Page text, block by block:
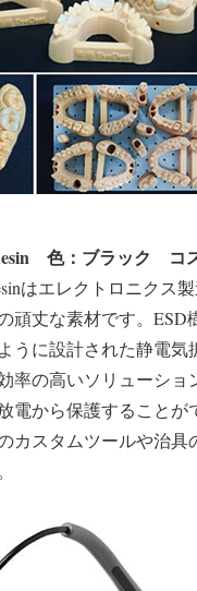
色：ブラック コ
はエレクトロニクス
頑丈な素材です。ESD
うに設計された静電気
率の高いソリューショ
電から保護することが
カスタムツールや治具